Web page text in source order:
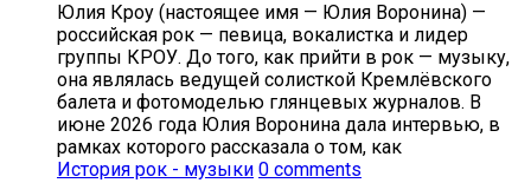
Юлия Кроу (настоящее имя — Юлия Воронина) —
российская рок — певица, вокалистка и лидер
группы КРОУ. До того, как прийти в рок — музыку,
она являлась ведущей солисткой Кремлёвского
балета и фотомоделью глянцевых журналов. В
июне 2026 года Юлия Воронина дала интервью, в
рамках которого рассказала о том, как
История рок - музыки 0 comments